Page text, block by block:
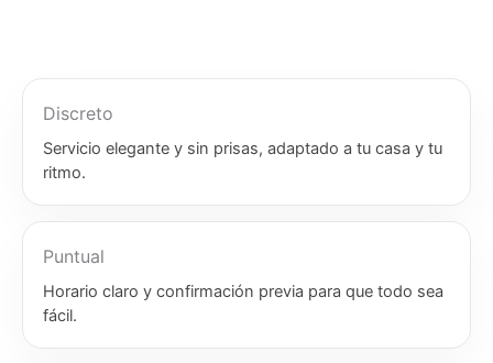
Discreto
Servicio elegante y sin prisas, adaptado a tu casa y tu
ritmo.
Puntual
Horario claro y confirmación previa para que todo sea
fácil.